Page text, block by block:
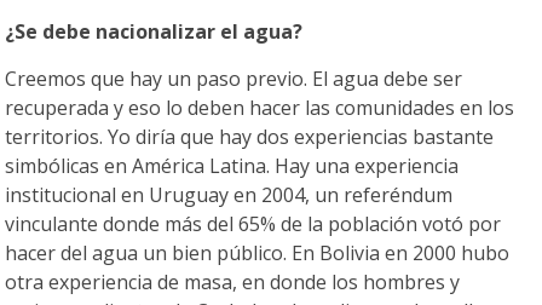
¿Se debe nacionalizar el agua?
Creemos que hay un paso previo. El agua debe ser
recuperada y eso lo deben hacer las comunidades en los
territorios. Yo diría que hay dos experiencias bastante
simbólicas en América Latina. Hay una experiencia
institucional en Uruguay en 2004, un referéndum
vinculante donde más del 65% de la población votó por
hacer del agua un bien público. En Bolivia en 2000 hubo
otra experiencia de masa, en donde los hombres y